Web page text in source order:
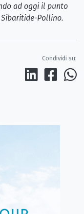
ad oggi il punto
Pollino.
Condividi su: